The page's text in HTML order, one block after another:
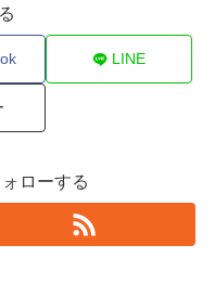
LINE
ローする